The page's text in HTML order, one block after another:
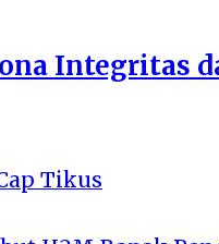
Integritas
Tikus